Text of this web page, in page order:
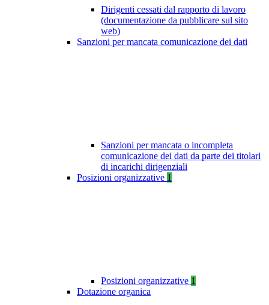
Dirigenti cessati dal rapporto di lavoro
(documentazione da pubblicare sul sito
web)
Sanzioni per mancata comunicazione dei dati
Sanzioni per mancata o incompleta
comunicazione dei dati da parte dei titolari
di incarichi dirigenziali
Posizioni organizzative 1
Posizioni organizzative 1
Dotazione organica